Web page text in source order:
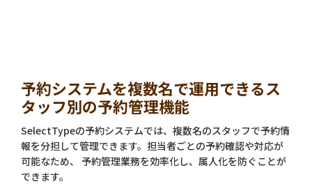
予約システムを複数名で運用できるス
タッフ別の予約管理機能
SelectTypeの予約システムでは、複数名のスタッフで予約情
報を分担して管理できます。担当者ごとの予約確認や対応が
可能なため、 予約管理業務を効率化し、属人化を防ぐことが
できます。